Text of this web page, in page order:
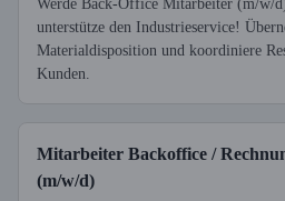
Werde Back-Office Mitarbeiter (m/w/
unterstütze den Industrieservice!
Materialdisposition und koordiniere
Kunden.
Mitarbeiter Backoffice /
(m/w/d)